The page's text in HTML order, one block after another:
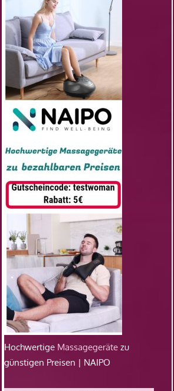
Hochwertige Massagegeräte zu
günstigen Preisen | NAIPO